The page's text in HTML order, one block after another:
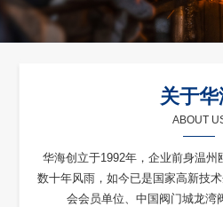
关于华
ABOUT
华海创立于1992年，企业前身温
数十年风雨，如今已是国家高新技
会会员单位、中国阀门城龙湾